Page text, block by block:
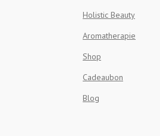
Holistic Beauty
Aromatherapie
Shop
Cadeaubon
Blog